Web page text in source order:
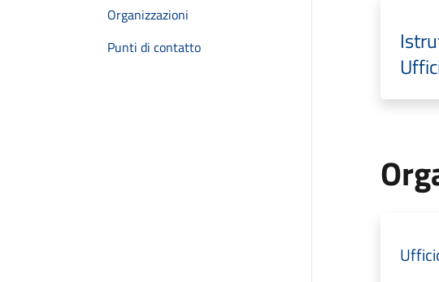
Organizzazioni
Punti di contatto